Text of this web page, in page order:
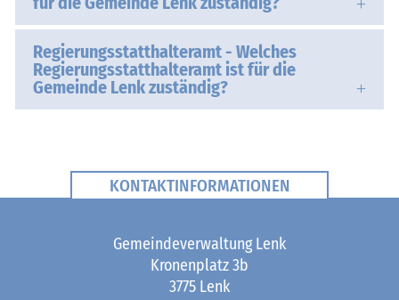
Regierungsstatthalteramt - Welches
Regierungsstatthalteramt ist für die
Gemeinde Lenk zuständig?
KONTAKTINFORMATIONEN
Gemeindeverwaltung Lenk
Kronenplatz 3b
3775 Lenk